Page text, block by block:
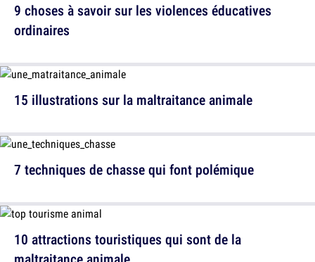
9 choses à savoir sur les violences éducatives
ordinaires
7 techniques de chasse qui font polémique
15 illustrations sur la maltraitance animale
10 attractions touristiques qui sont de la